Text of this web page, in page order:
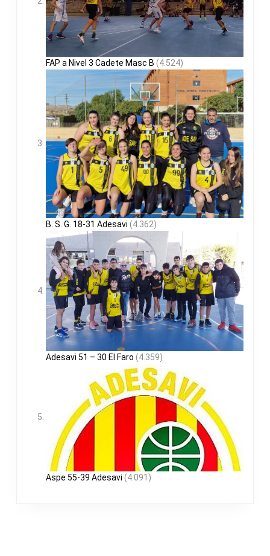
FAP a Nivel 3 Cadete Masc B (4.524)
B. S. G. 18-31 Adesavi (4.362)
Adesavi 51 – 30 El Faro (4.359)
Aspe 55-39 Adesavi (4.091)